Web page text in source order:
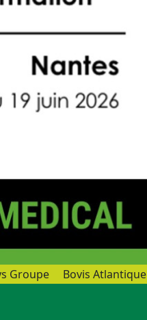
Groupe Bovis Atlantique